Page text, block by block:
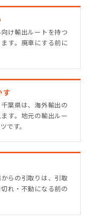
け輸出ルートを持つ
す。廃車にする前に
す
葉県は、海外輸出の
す。地元の輸出ルー
です。
らの引取りは、引取
れ・不動になる前の